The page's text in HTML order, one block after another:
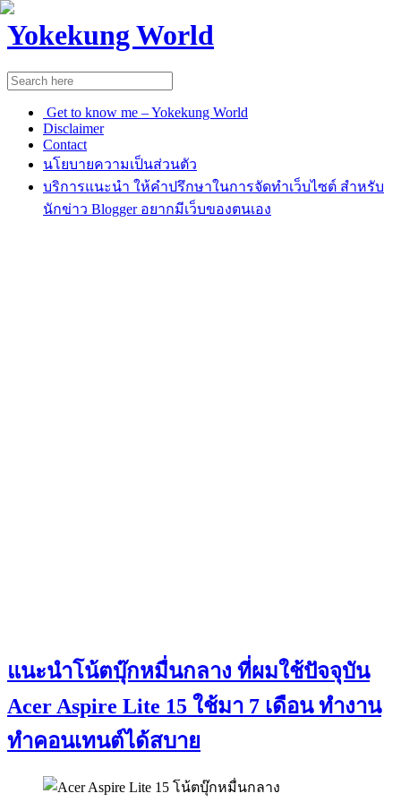
Yokekung World
Get to know me – Yokekung World
Disclaimer
Contact
นโยบายความเป็นส่วนตัว
บริการแนะนำ ให้คำปรึกษาในการจัดทำเว็บไซต์ สำหรับ
นักข่าว Blogger อยากมีเว็บของตนเอง
แนะนำโน้ตบุ๊กหมื่นกลาง ที่ผมใช้ปัจจุบัน
Acer Aspire Lite 15 ใช้มา 7 เดือน ทำงาน
ทำคอนเทนต์ได้สบาย